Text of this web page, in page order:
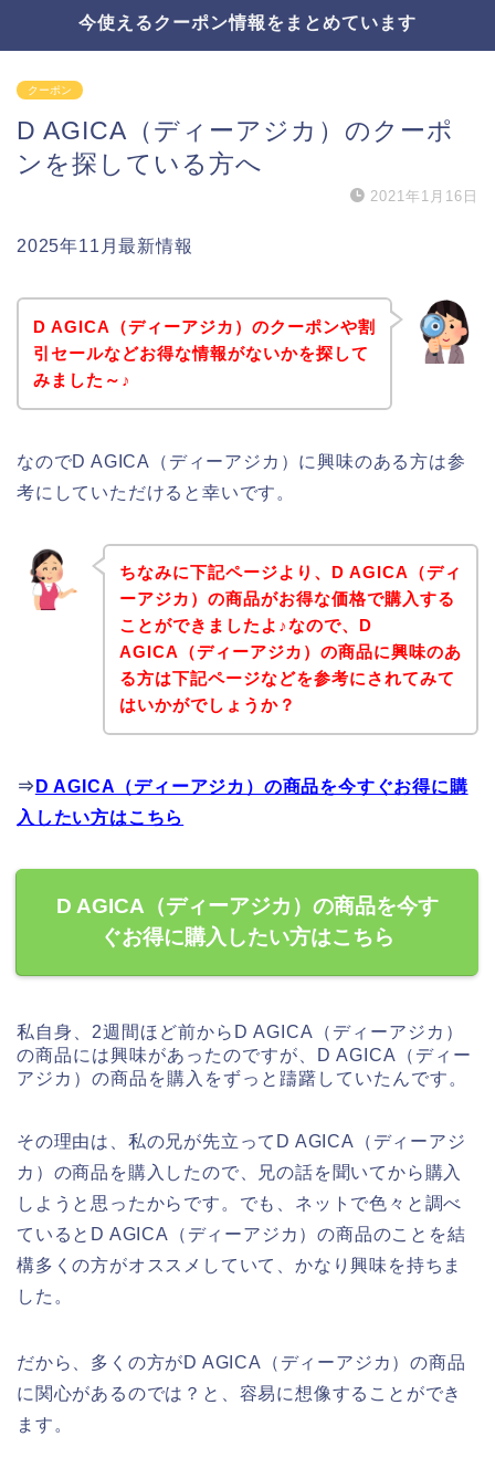
今使えるクーポン情報をまとめています
クーポン
D AGICA（ディーアジカ）のクーポ
ンを探している方へ
2021年1月16日
2025年11月最新情報
D AGICA（ディーアジカ）のクーポンや割
引セールなどお得な情報がないかを探して
みました～♪
なのでD AGICA（ディーアジカ）に興味のある方は参
考にしていただけると幸いです。
ちなみに下記ページより、D AGICA（ディ
ーアジカ）の商品がお得な価格で購入する
ことができましたよ♪なので、D
AGICA（ディーアジカ）の商品に興味のあ
る方は下記ページなどを参考にされてみて
はいかがでしょうか？
⇒ D AGICA（ディーアジカ）の商品を今すぐお得に購
入したい方はこちら
D AGICA（ディーアジカ）の商品を今す
ぐお得に購入したい方はこちら
私自身、2週間ほど前からD AGICA（ディーアジカ）
の商品には興味があったのですが、D AGICA（ディー
アジカ）の商品を購入をずっと躊躇していたんです。
その理由は、私の兄が先立ってD AGICA（ディーアジ
カ）の商品を購入したので、兄の話を聞いてから購入
しようと思ったからです。でも、ネットで色々と調べ
ているとD AGICA（ディーアジカ）の商品のことを結
構多くの方がオススメしていて、かなり興味を持ちま
した。
だから、多くの方がD AGICA（ディーアジカ）の商品
に関心があるのでは？と、容易に想像することができ
ます。